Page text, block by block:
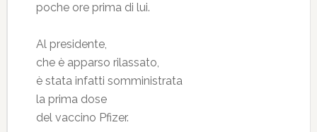
poche ore prima di lui.
Al presidente,
che è apparso rilassato,
è stata infatti somministrata
la prima dose
del vaccino Pfizer.